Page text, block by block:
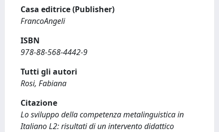
Casa editrice (Publisher)
FrancoAngeli
ISBN
978-88-568-4442-9
Tutti gli autori
Rosi, Fabiana
Citazione
Lo sviluppo della competenza metalinguistica in
Italiano L2: risultati di un intervento didattico